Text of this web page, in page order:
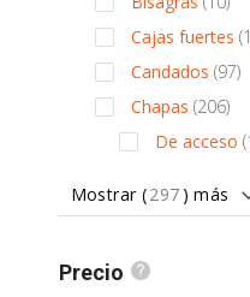
Cajas fuertes
Candados 97
items
Chapas 206
items
De acceso
Mostrar (297 ) más
Precio